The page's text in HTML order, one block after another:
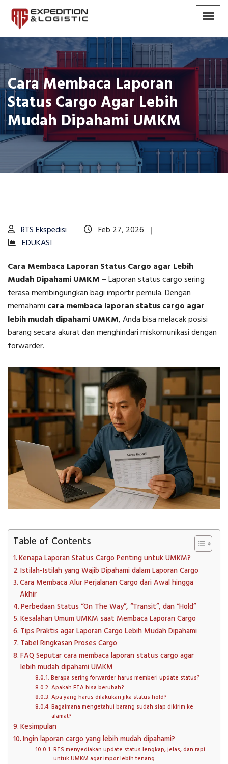
Cara Membaca Laporan
Status Cargo Agar Lebih
Mudah Dipahami UMKM
RTS Ekspedisi
Feb 27, 2026
EDUKASI
Cara Membaca Laporan Status Cargo agar Lebih
Mudah Dipahami UMKM –Laporan status cargo sering
terasa membingungkan bagi importir pemula. Dengan
memahami cara membaca laporan status cargo agar
lebih mudah dipahami UMKM, Anda bisa melacak posisi
barang secara akurat dan menghindari miskomunikasi dengan
forwarder.
Table of Contents
Kenapa Laporan Status Cargo Penting untuk UMKM?
Istilah-Istilah yang Wajib Dipahami dalam Laporan Cargo
Cara Membaca Alur Perjalanan Cargo dari Awal hingga
Akhir
Perbedaan Status “On The Way”, “Transit”, dan “Hold”
Kesalahan Umum UMKM saat Membaca Laporan Cargo
Tips Praktis agar Laporan Cargo Lebih Mudah Dipahami
Tabel Ringkasan Proses Cargo
FAQ Seputar cara membaca laporan status cargo agar
lebih mudah dipahami UMKM
Berapa sering forwarder harus memberi update status?
Apakah ETA bisa berubah?
Apa yang harus dilakukan jika status hold?
Bagaimana mengetahui barang sudah siap dikirim ke
alamat?
Kesimpulan
Ingin laporan cargo yang lebih mudah dipahami?
RTS menyediakan update status lengkap, jelas, dan rapi
untuk UMKM agar impor lebih tenang.